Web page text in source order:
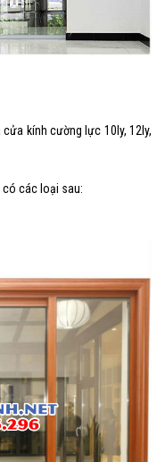
kính cường lực 10ly, 12ly,
các loại sau: